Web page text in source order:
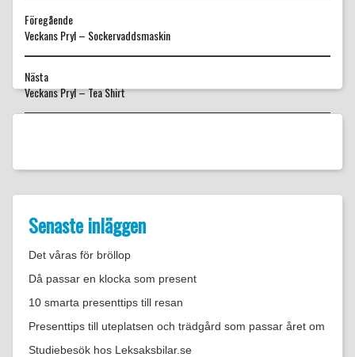
Föregående
Föregående
Veckans Pryl – Sockervaddsmaskin
Nästa
Nästa
Veckans Pryl – Tea Shirt
Senaste inläggen
Det våras för bröllop
Då passar en klocka som present
10 smarta presenttips till resan
Presenttips till uteplatsen och trädgård som passar året om
Studiebesök hos Leksaksbilar.se